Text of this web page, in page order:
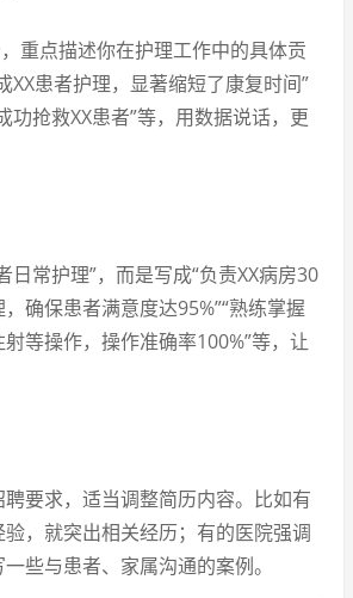
重点描述你在护理工作中的具体贡
XX患者护理，显著缩短了康复时间”
功抢救XX患者”等，用数据说话，更
日常护理”，而是写成“负责XX病房30
确保患者满意度达95%”“熟练掌握
等操作，操作准确率100%”等，让
要求，适当调整简历内容。比如有
，就突出相关经历；有的医院强调
些与患者、家属沟通的案例。